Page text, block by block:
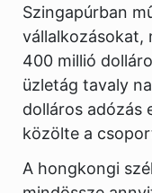
Szingapúrban
vállalkozásokat,
400 millió
üzletág tavaly
dolláros adózás
közölte a
A hongkongi